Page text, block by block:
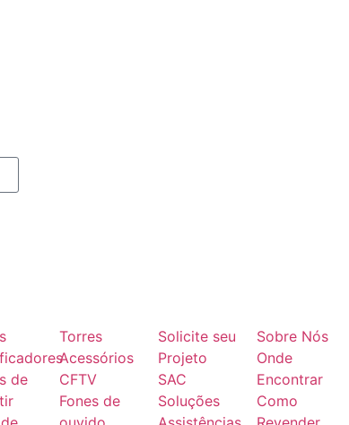
de
Torres
Acessórios
CFTV
Fones de
Solicite seu
Projeto
SAC
Soluções
Sobre Nós
Onde
Encontrar
Como